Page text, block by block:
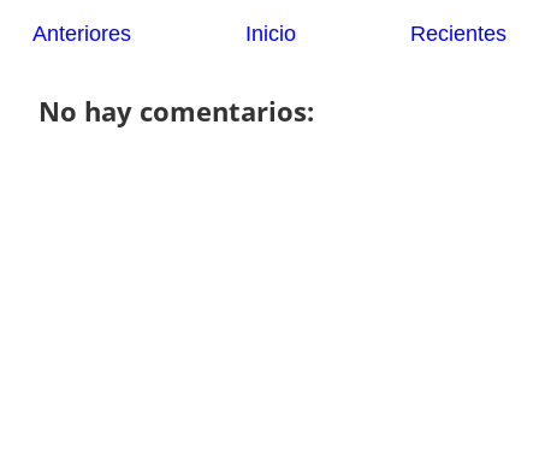
Recientes
Anteriores Inicio
No hay comentarios: